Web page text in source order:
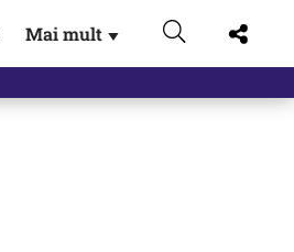
Mai mult ▼